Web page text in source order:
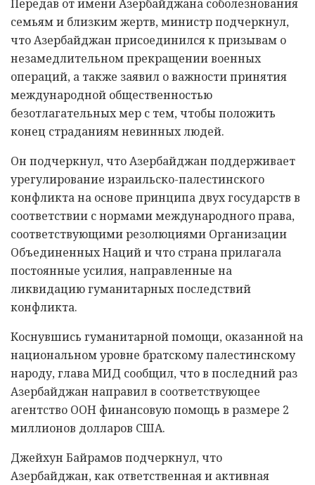
Передав от имени Азербайджана соболезнования
семьям и близким жертв, министр подчеркнул,
что Азербайджан присоединился к призывам о
незамедлительном прекращении военных
операций, а также заявил о важности принятия
международной общественностью
безотлагательных мер с тем, чтобы положить
конец страданиям невинных людей.
Он подчеркнул, что Азербайджан поддерживает
урегулирование израильско-палестинского
конфликта на основе принципа двух государств в
соответствии с нормами международного права,
соответствующими резолюциями Организации
Объединенных Наций и что страна прилагала
постоянные усилия, направленные на
ликвидацию гуманитарных последствий
конфликта.
Коснувшись гуманитарной помощи, оказанной на
национальном уровне братскому палестинскому
народу, глава МИД сообщил, что в последний раз
Азербайджан направил в соответствующее
агентство ООН финансовую помощь в размере 2
миллионов долларов США.
Джейхун Байрамов подчеркнул, что
Азербайджан, как ответственная и активная